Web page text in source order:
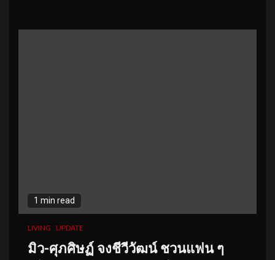
1 min read
LIVING UPDATE
มิว-ศุภศิษฏ์ จงชีวีวัฒน์ ชวนแฟน ๆ